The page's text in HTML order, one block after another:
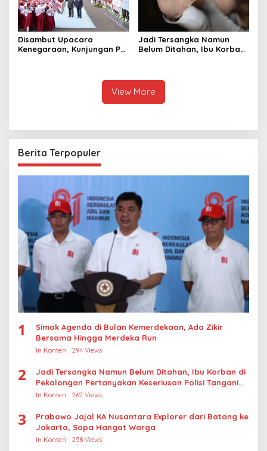
Disambut Upacara
Kenegaraan, Kunjungan PM
Jadi Tersangka Namun
Belum Ditahan, Ibu Korban
Anaknya Hamil
View More
Berita Terpopuler
1
Simak Agenda di Bulan Kemerdekaan, Ada Zikir
Bersama Hingga Merdeka Run
In Konten 294 Views
2
Jadi Tersangka Namun Belum Ditahan, Ibu Korban di
Pekalongan Pertanyakan Keseriusan Polisi Tangani
Kasus Rudapksa Sampai Anaknya Hamil
In Konten 262 Views
3
Prabowo Jajal KA Nusantara Explorer dari Batang ke
Jakarta, Sapa Hangat Warga
In Konten 258 Views